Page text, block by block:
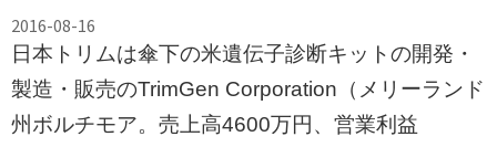
2016-08-16
日本トリムは傘下の米遺伝子診断キットの開発・
製造・販売のTrimGen Corporation（メリーランド
州ボルチモア。売上高4600万円、営業利益